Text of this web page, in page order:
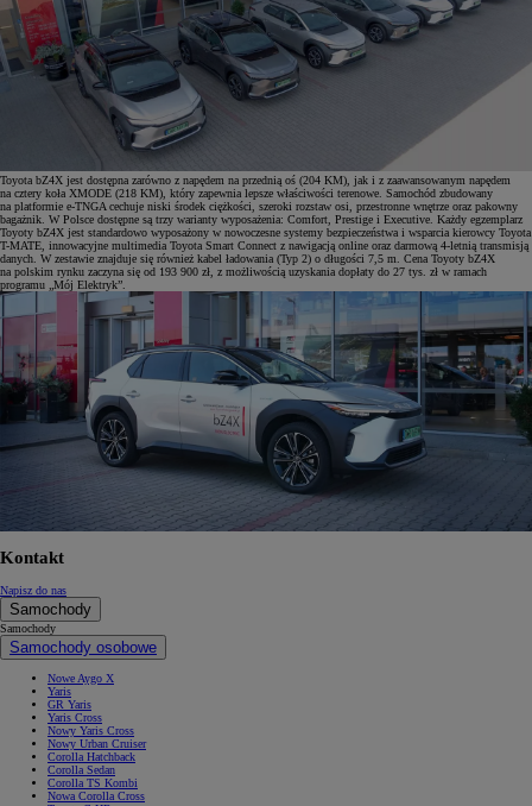
Toyota bZ4X jest dostępna zarówno z napędem na przednią oś (204 KM), jak i z zaawansowanym napędem
na cztery koła XMODE (218 KM), który zapewnia lepsze właściwości terenowe. Samochód zbudowany
na platformie e-TNGA cechuje niski środek ciężkości, szeroki rozstaw osi, przestronne wnętrze oraz pakowny
bagażnik. W Polsce dostępne są trzy warianty wyposażenia: Comfort, Prestige i Executive. Każdy egzemplarz
Toyoty bZ4X jest standardowo wyposażony w nowoczesne systemy bezpieczeństwa i wsparcia kierowcy Toyota
T-MATE, innowacyjne multimedia Toyota Smart Connect z nawigacją online oraz darmową 4-letnią transmisją
danych. W zestawie znajduje się również kabel ładowania (Typ 2) o długości 7,5 m. Cena Toyoty bZ4X
na polskim rynku zaczyna się od 193 900 zł, z możliwością uzyskania dopłaty do 27 tys. zł w ramach
programu „Mój Elektryk”.
Kontakt
Napisz do nas
Samochody
Samochody
Samochody osobowe
Nowe Aygo X
Yaris
GR Yaris
Yaris Cross
Nowy Yaris Cross
Nowy Urban Cruiser
Corolla Hatchback
Corolla Sedan
Corolla TS Kombi
Nowa Corolla Cross